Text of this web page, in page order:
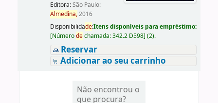
Editora:São Paulo:
Almedina,2016
Disponibilidade:Itens disponíveis para empréstimo:
[Númerodechamada:342.2 D598] (2).
Reservar
Adicionar ao seu carrinho
Não encontrou o
que procura?